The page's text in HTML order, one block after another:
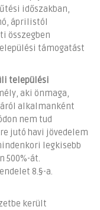
időszakban,
áprilistól
összegben
támogatást
települési
aki önmaga,
alkalmanként
nem tud
jutó havi jövedelem
legkisebb
500%-át.
8.§-a.
került